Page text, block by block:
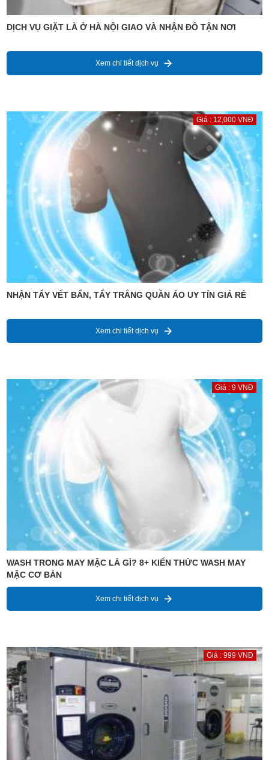
DỊCH VỤ GIẶT LÀ Ở HÀ NỘI GIAO VÀ NHẬN ĐỒ TẬN NƠI
Xem chi tiết dịch vụ
Giá : 12,000 VNĐ
NHẬN TẨY VẾT BẨN, TẨY TRẮNG QUẦN ÁO UY TÍN GIÁ RẺ
Xem chi tiết dịch vụ
Giá : 9 VNĐ
WASH TRONG MAY MẶC LÀ GÌ? 8+ KIẾN THỨC WASH MAY
MẶC CƠ BẢN
Xem chi tiết dịch vụ
Giá : 999 VNĐ